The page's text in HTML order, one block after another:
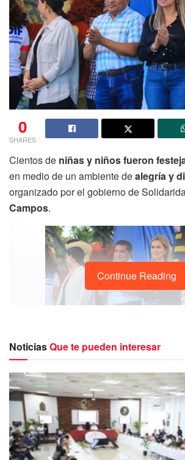
0
SHARES
Cientos de niñas y niños fueron
en medio de un ambiente dealegría y
organizado por el gobierno de
Campos.
dieron cita con sus pequeños en la
laalcaldía de Puerto Aventuras. Cabe
manera simultánea también se realizó
niños y niñas del fraccionamientoVillas
El alcalde de Puerto
Continue Reading
NoticiasQue te pueden interesar